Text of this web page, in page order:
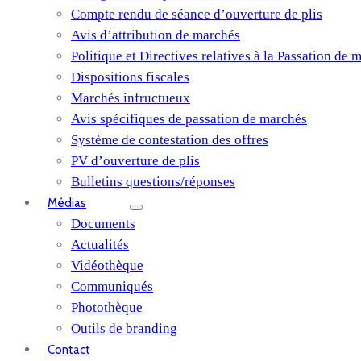
Compte rendu de séance d’ouverture de plis
Avis d’attribution de marchés
Politique et Directives relatives à la Passation de
Dispositions fiscales
Marchés infructueux
Avis spécifiques de passation de marchés
Système de contestation des offres
PV d’ouverture de plis
Bulletins questions/réponses
Médias
Documents
Actualités
Vidéothèque
Communiqués
Photothèque
Outils de branding
Contact